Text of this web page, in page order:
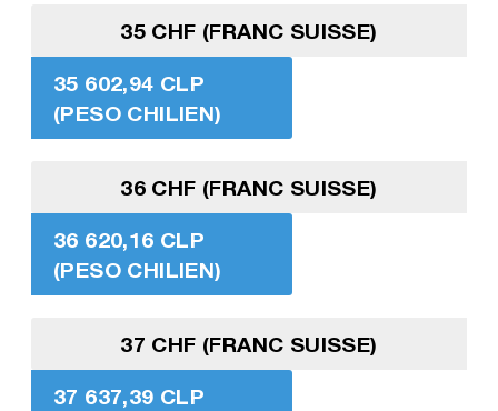
35 CHF (FRANC SUISSE)
35 602,94 CLP
(PESO CHILIEN)
36 CHF (FRANC SUISSE)
36 620,16 CLP
(PESO CHILIEN)
37 CHF (FRANC SUISSE)
37 637,39 CLP